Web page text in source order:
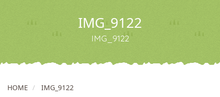
IMG_9122
IMG_9122
HOME IMG_9122